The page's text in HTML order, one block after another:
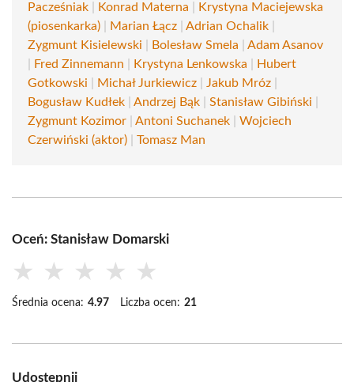
Pacześniak
Konrad Materna
Krystyna Maciejewska
(piosenkarka)
Marian Łącz Adrian Ochalik
Zygmunt Kisielewski
Bolesław Smela
Adam Asanov
Fred Zinnemann Krystyna Lenkowska
Hubert
Gotkowski
Michał Jurkiewicz Jakub Mróz
Bogusław Kudłek
Andrzej Bąk Stanisław Gibiński
Zygmunt Kozimor
Antoni Suchanek
Wojciech
Czerwiński (aktor)
Tomasz Man
Oceń: Stanisław Domarski
★ ★ ★ ★ ★
Średnia ocena: 4.97 Liczba ocen: 21
Udostępnij